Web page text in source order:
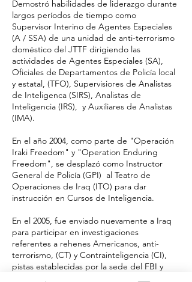
Demostró habilidades de liderazgo durante
largos períodos de tiempo como
Supervisor Interino de Agentes Especiales
(A / SSA) de una unidad de anti-terrorismo
doméstico del JTTF dirigiendo las
actividades de Agentes Especiales (SA),
Oficiales de Departamentos de Policía local
y estatal, (TFO), Supervisiores de Analistas
de Inteligenca (SIRS), Analistas de
Inteligencia (IRS), y Auxiliares de Analistas
(IMA).
En el año 2004, como parte de "Operación
Iraki Freedom" y "Operation Enduring
Freedom", se desplazó como Instructor
General de Policía (GPI) al Teatro de
Operaciones de Iraq (ITO) para dar
instrucción en Cursos de Inteligencia.
En el 2005, fue enviado nuevamente a Iraq
para participar en investigaciones
referentes a rehenes Americanos, anti-
terrorismo, (CT) y Contrainteligencia (CI),
pistas establecidas por la sede del FBI y